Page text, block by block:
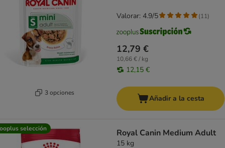
3 opciones
12,79 €
10,66 € / kg
12,15 €
Valorar: 4.9/5 (11)
Añadir a la cesta
selección Royal Canin Medium Adult
15 kg